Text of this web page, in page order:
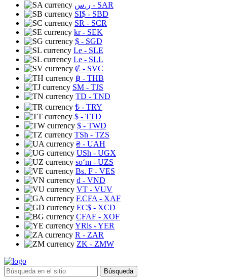
ر.س - SAR
SI$ - SBD
SR - SCR
kr- SEK
$ - SGD
Le - SLE
Le - SLL
₡ - SVC
฿ - THB
ЅМ - TJS
TD - TND
₺ - TRY
$ - TTD
$ - TWD
TSh - TZS
₴ - UAH
USh - UGX
soʻm - UZS
Bs. F - VES
₫ - VND
VT - VUV
F.CFA - XAF
EC$ - XCD
CFAF - XOF
YRls - YER
R - ZAR
ZK - ZMW
Búsqueda